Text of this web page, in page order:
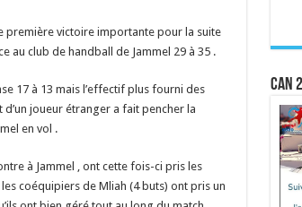
première victoire importante pour la suite
au club de handball de Jammel 29 à 35 .
17 à 13 mais l’effectif plus fourni des
joueur étranger a fait pencher la
en vol .
à Jammel , ont cette fois-ci pris les
coéquipiers de Mliah (4 buts) ont pris un
CAN